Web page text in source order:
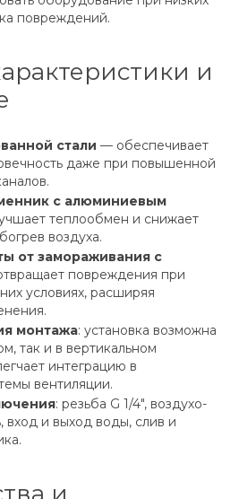
повреждений.
и
стали — обеспечивает
даже при повышенной
с алюминиевым
теплообмен и снижает
воздуха.
от замораживания с
повреждения при
условиях, расширяя
монтажа: установка возможна
так и в вертикальном
интеграцию в
вентиляции.
: резьба G 1/4", воздухо-
вход и выход воды, слив и